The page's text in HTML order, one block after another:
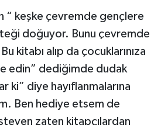
“ keşke çevremde gençlere
doğuyor. Bunu çevremde
kitabı alıp da çocuklarınıza
edin” dediğimde dudak
ki” diye hayıflanmalarına
Ben hediye etsem de
zaten kitapçılardan